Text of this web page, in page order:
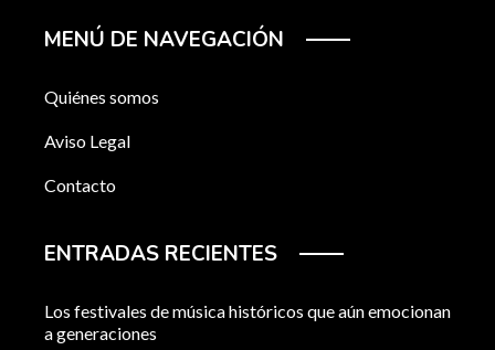
MENÚ DE NAVEGACIÓN
Quiénes somos
Aviso Legal
Contacto
ENTRADAS RECIENTES
Los festivales de música históricos que aún emocionan
a generaciones